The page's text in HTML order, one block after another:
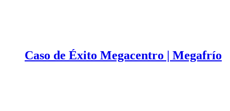
Caso de Éxito Megacentro | Megafrío